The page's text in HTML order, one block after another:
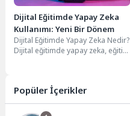
Dijital Eğitimde Yapay Zeka
Kullanımı: Yeni Bir Dönem
Dijital Eğitimde Yapay Zeka Nedir?
Dijital eğitimde yapay zeka, eğitim
Popüler İçerikler